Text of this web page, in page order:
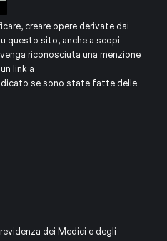
creare opere derivate dai
questo sito, anche a scopi
riconosciuta una menzione
link a
se sono state fatte delle
dei Medici e degli